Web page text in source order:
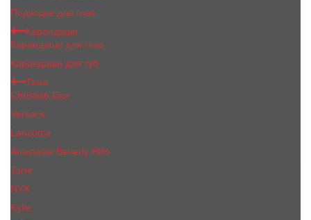
Подводка для глаз
Карандаши
Карандаши для глаз
Карандаши для губ
Тени
Christian Dior
Versace
Lancome
Anastasia Beverly Hills
Tarte
NYX
Kylie